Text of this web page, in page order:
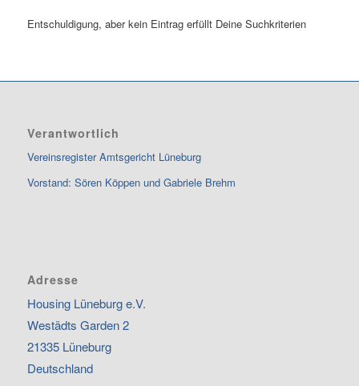
Entschuldigung, aber kein Eintrag erfüllt Deine Suchkriterien
Verantwortlich
Vereinsregister Amtsgericht Lüneburg
Vorstand: Sören Köppen und Gabriele Brehm
Adresse
Housing Lüneburg e.V.
Westädts Garden 2
21335 Lüneburg
Deutschland